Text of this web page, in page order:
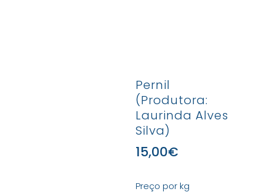
Pernil
(Produtora:
Laurinda Alves
Silva)
15,00€
Preço por kg